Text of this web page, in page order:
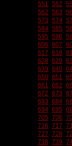
551 552
562 563
573 574
584 585
595 596
606 607
617 618
628 629
639 640
650 651
661 662
672 673
683 684
694 695
705 706
716 717
727 728
738 739